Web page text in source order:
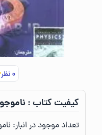
۰نظر
کیفیت کتاب :‌
تعداد موجود در انبار:‌